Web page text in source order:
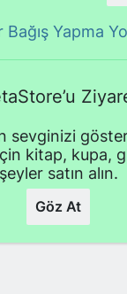
Bağış Yapma
sevginizi
kitap, kupa,
şeyler satın alın.
Göz At